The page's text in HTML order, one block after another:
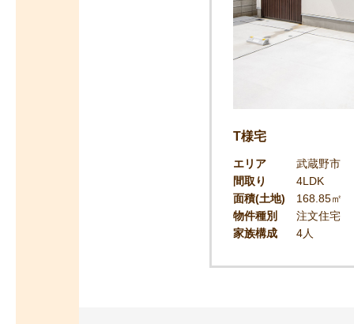
T様宅
エリア
武蔵野市
間取り
4LDK
面積(土地)
168.85㎡
物件種別
注文住宅
家族構成
4人